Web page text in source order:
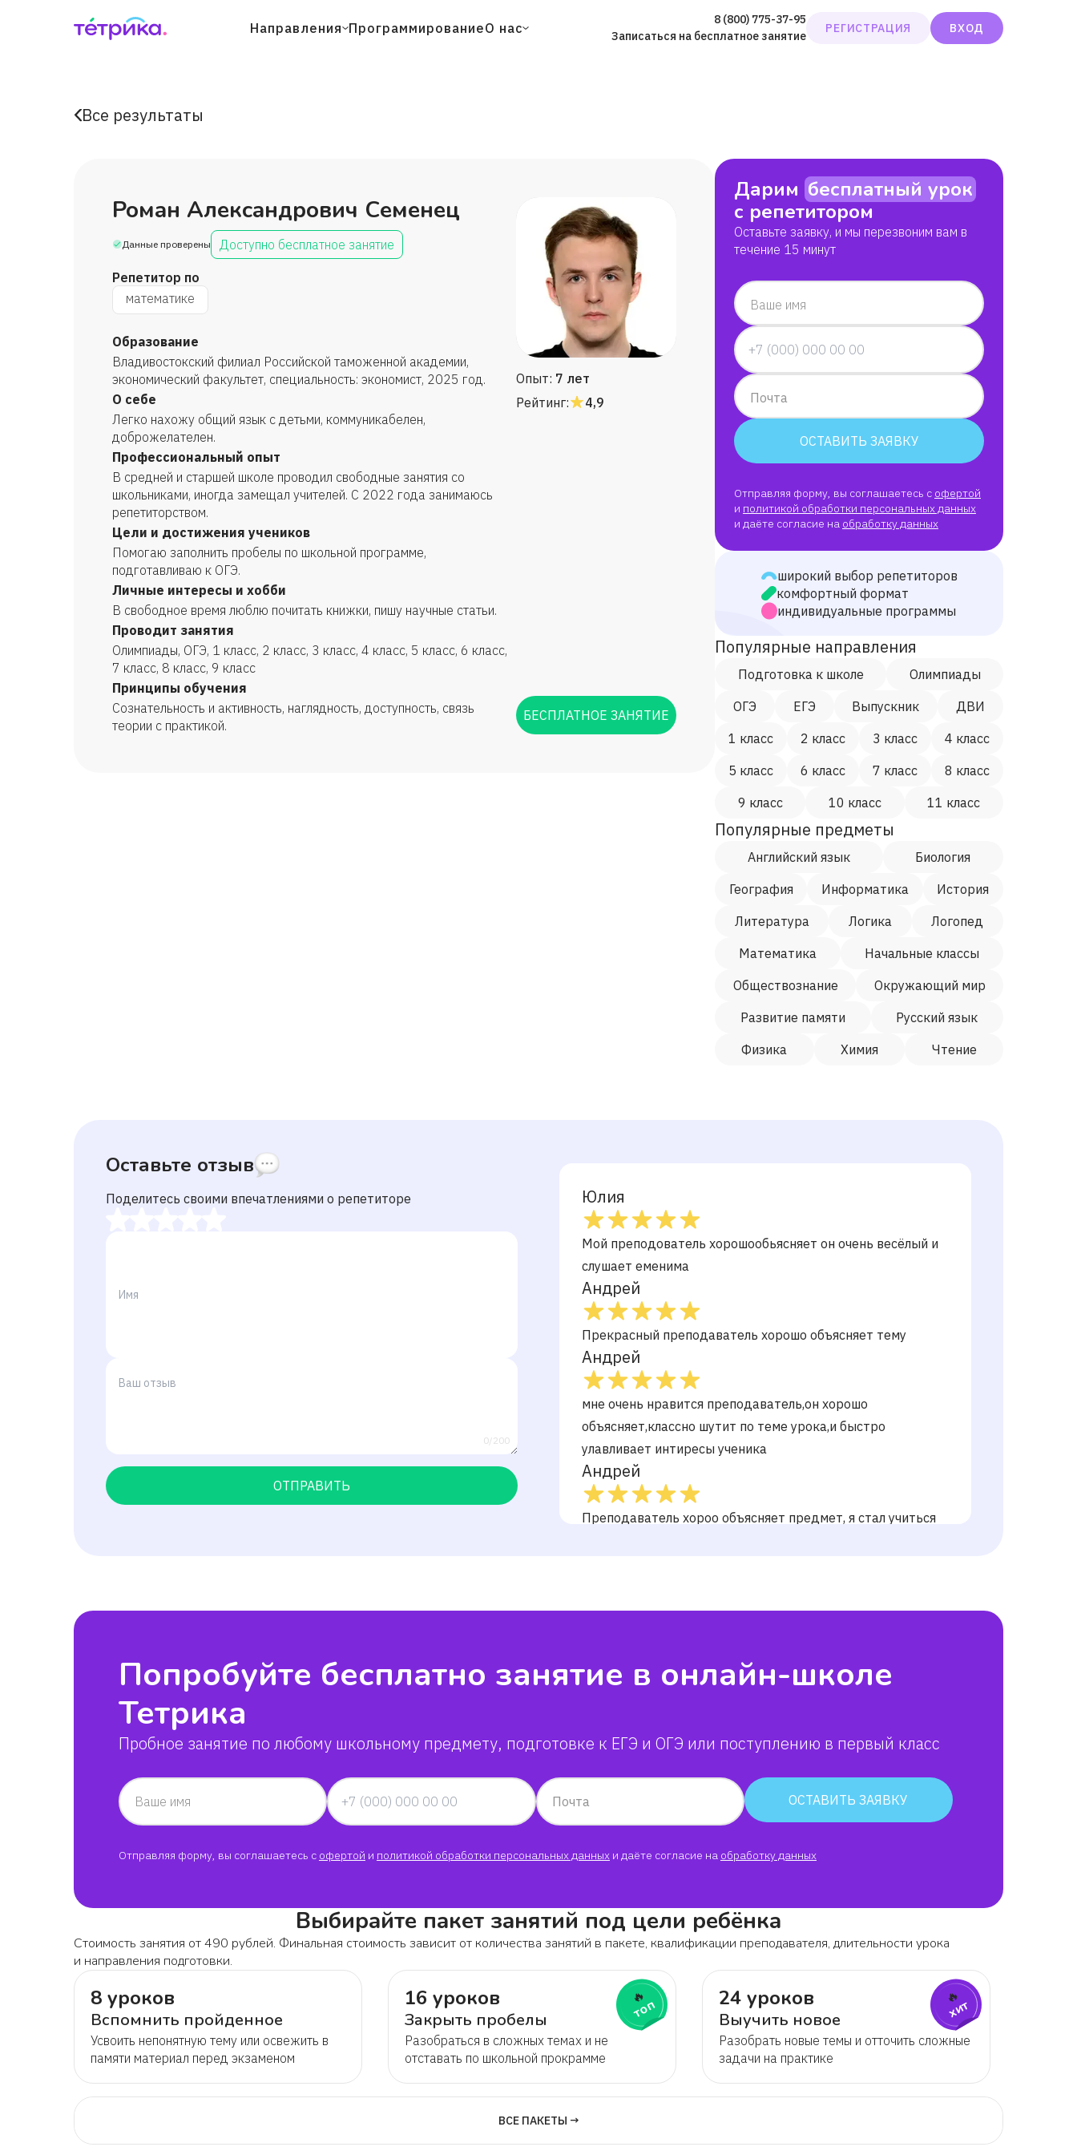
Направления ПрограммированиеО нас
8 (800) 775-37-95
Записаться на бесплатное занятие
РЕГИСТРАЦИЯ ВХОД
Все результаты
Роман Александрович Семенец
Данные проверены Доступно бесплатное занятие
Репетитор по
математике
Образование
Владивостокский филиал Российской таможенной академии,
экономический факультет, специальность: экономист, 2025 год.
О себе
Легко нахожу общий язык с детьми, коммуникабелен,
доброжелателен.
Профессиональный опыт
В средней и старшей школе проводил свободные занятия со
школьниками, иногда замещал учителей. С 2022 года занимаюсь
репетиторством.
Цели и достижения учеников
Помогаю заполнить пробелы по школьной программе,
подготавливаю к ОГЭ.
Личные интересы и хобби
В свободное время люблю почитать книжки, пишу научные статьи.
Проводит занятия
Олимпиады, ОГЭ, 1 класс, 2 класс, 3 класс, 4 класс, 5 класс, 6 класс,
7 класс, 8 класс, 9 класс
Принципы обучения
Сознательность и активность, наглядность, доступность, связь
теории с практикой.
Опыт: 7 лет
Рейтинг:
4,9
БЕСПЛАТНОЕ ЗАНЯТИЕ
Дарим бесплатный урок
с репетитором
Оставьте заявку, и мы перезвоним вам в
течение 15 минут
Ваше имя
Почта
ОСТАВИТЬ ЗАЯВКУ
Отправляя форму, вы соглашаетесь с офертой
и политикой обработки персональных данных
и даёте согласие на обработку данных
широкий выбор репетиторов
комфортный формат
индивидуальные программы
Популярные направления
Подготовка к школе
Олимпиады
ОГЭ
ЕГЭ Выпускник
ДВИ
1 класс
2 класс 3 класс
4 класс
5 класс
6 класс 7 класс
8 класс
9 класс
10 класс 11 класс
Популярные предметы
Английский язык
Биология
География
Информатика
История
Литература
Логика
Логопед
Математика
Начальные классы
Обществознание
Окружающий мир
Развитие памяти
Русский язык
Физика
Химия Чтение
Оставьте отзыв
Поделитесь своими впечатлениями о репетиторе
0/200
ОТПРАВИТЬ
Юлия
Мой преподователь хорошообьясняет он очень весёлый и
слушает еменима
Андрей
Прекрасный преподаватель хорошо объясняет тему
Андрей
мне очень нравится преподаватель,он хорошо
объясняет,классно шутит по теме урока,и быстро
улавливает интиресы ученика
Андрей
Преподаватель хороо объясняет предмет, я стал учиться
Вова
Софья
Попробуйте бесплатно занятие в онлайн-школе
Тетрика
Пробное занятие по любому школьному предмету, подготовке к ЕГЭ и ОГЭ или поступлению в первый класс
Ваше имя Почта ОСТАВИТЬ ЗАЯВКУ
Отправляя форму, вы соглашаетесь с офертой и политикой обработки персональных данных и даёте согласие на обработку данных
Выбирайте пакет занятий под цели ребёнка
Стоимость занятия от 490 рублей. Финальная стоимость зависит от количества занятий в пакете, квалификации преподавателя, длительности урока
и направления подготовки.
8 уроков
Вспомнить пройденное
Усвоить непонятную тему или освежить в
памяти материал перед экзаменом
16 уроков
Закрыть пробелы
Разобраться в сложных темах и не
отставать по школьной прокрамме
🔥
топ 24 уроков
Выучить новое
Разобрать новые темы и отточить сложные
задачи на практике
🔥
хит
ВСЕ ПАКЕТЫ →